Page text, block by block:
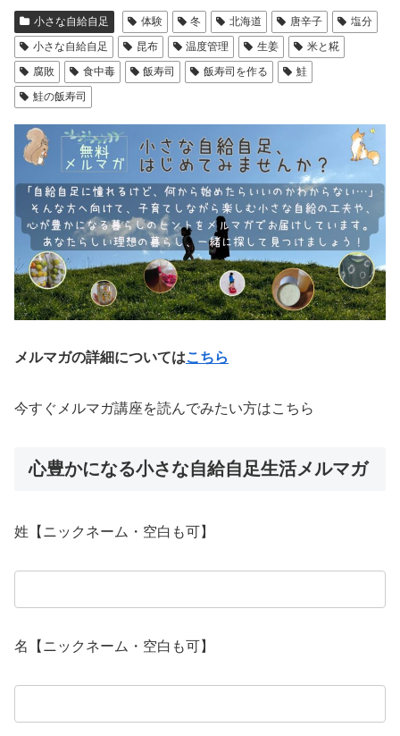
小さな自給自足 体験 冬 北海道 唐辛子
塩分
小さな自給自足
昆布 温度管理 生姜
米と糀
腐敗
食中毒 飯寿司 飯寿司を作る
鮭
鮭の飯寿司
メルマガの詳細についてはこちら
今すぐメルマガ講座を読んでみたい方はこちら
心豊かになる小さな自給自足生活メルマガ
姓【ニックネーム・空白も可】
名【ニックネーム・空白も可】